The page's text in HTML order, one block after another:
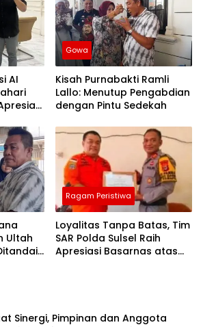
AI
Gowa
Kisah Purnabakti Ramli
Lallo: Menutup Pengabdian
dengan Pintu Sedekah
Ultah
Ragam Peristiwa
Loyalitas Tanpa Batas, Tim
SAR Polda Sulsel Raih
Apresiasi Basarnas atas
Sinergi, Pimpinan dan Anggota